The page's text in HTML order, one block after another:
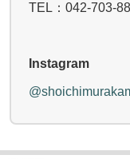
TEL：042-703-
Instagram